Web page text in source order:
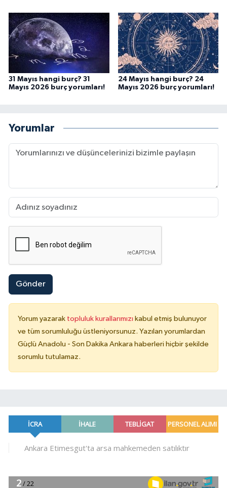
31 Mayıs hangi burç? 31
Mayıs 2026 burç yorumları!
24 Mayıs hangi burç? 24
Mayıs 2026 burç yorumları!
Yorumlar
Gönder
Yorum yazarak topluluk kurallarımızı kabul etmiş bulunuyor
ve tüm sorumluluğu üstleniyorsunuz. Yazılan yorumlardan
Güçlü Anadolu - Son Dakika Ankara haberleri hiçbir şekilde
sorumlu tutulamaz.